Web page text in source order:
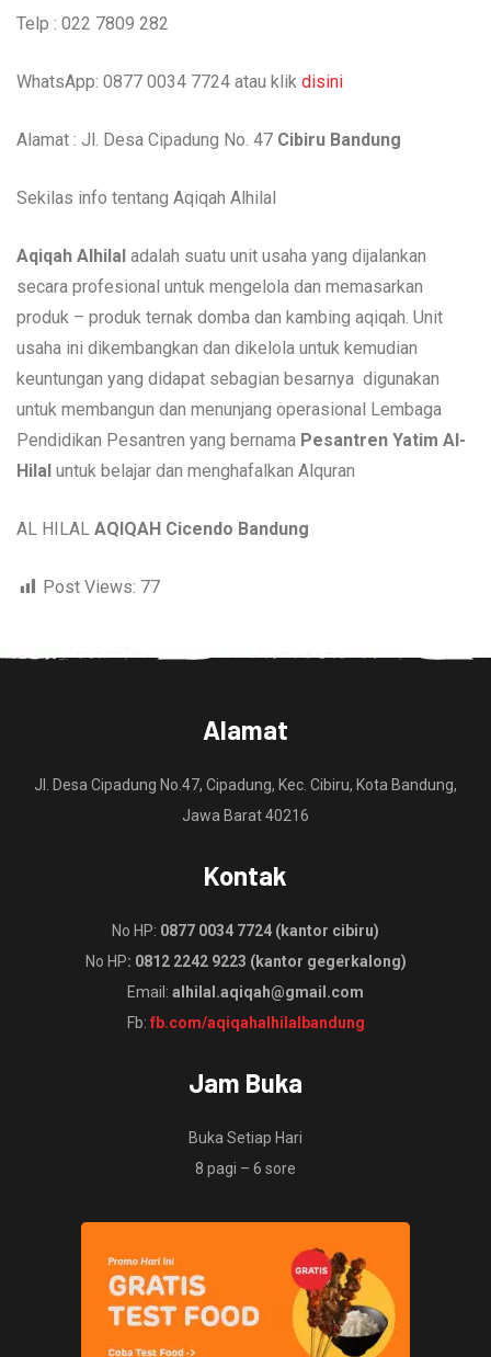
Telp : 022 7809 282
WhatsApp: 0877 0034 7724 atau klik disini
Alamat : Jl. Desa Cipadung No. 47 Cibiru Bandung
Sekilas info tentang Aqiqah Alhilal
Aqiqah Alhilal adalah suatu unit usaha yang dijalankan
secara profesional untuk mengelola dan memasarkan
produk – produk ternak domba dan kambing aqiqah. Unit
usaha ini dikembangkan dan dikelola untuk kemudian
keuntungan yang didapat sebagian besarnya digunakan
untuk membangun dan menunjang operasional Lembaga
Pendidikan Pesantren yang bernama Pesantren Yatim Al-
Hilal untuk belajar dan menghafalkan Alquran
AL HILAL AQIQAH Cicendo Bandung
Post Views: 77
Alamat
Jl. Desa Cipadung No.47, Cipadung, Kec. Cibiru, Kota Bandung,
Jawa Barat 40216
Kontak
No HP: 0877 0034 7724 (kantor cibiru)
No HP: 0812 2242 9223 (kantor gegerkalong)
Email: alhilal.aqiqah@gmail.com
Fb: fb.com/aqiqahalhilalbandung
Jam Buka
Buka Setiap Hari
8 pagi – 6 sore